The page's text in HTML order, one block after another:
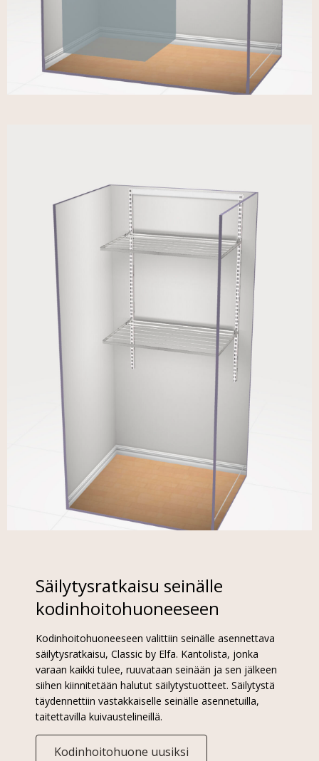
Säilytysratkaisu seinälle
kodinhoitohuoneeseen
Kodinhoitohuoneeseen valittiin seinälle asennettava
säilytysratkaisu, Classic by Elfa. Kantolista, jonka
varaan kaikki tulee, ruuvataan seinään ja sen jälkeen
siihen kiinnitetään halutut säilytystuotteet. Säilytystä
täydennettiin vastakkaiselle seinälle asennetuilla,
taitettavilla kuivaustelineillä.
Kodinhoitohuone uusiksi